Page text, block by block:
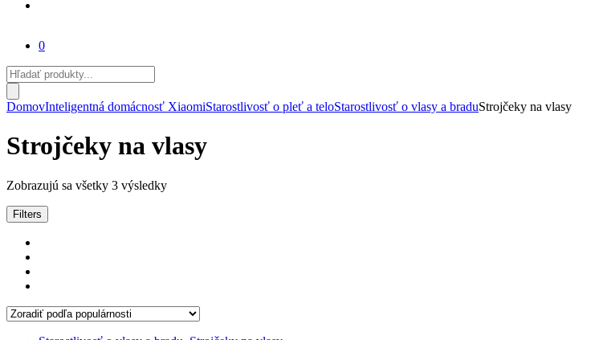
0
Products
search
DomovInteligentná domácnosť XiaomiStarostlivosť o pleť a teloStarostlivosť o vlasy a braduStrojčeky na vlasy
Strojčeky na vlasy
Zobrazujú sa všetky 3 výsledkyZoradené
Filters